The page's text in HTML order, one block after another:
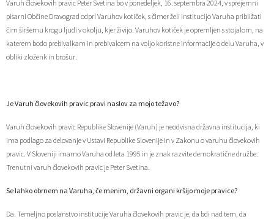
Varuh človekovih pravic Peter Svetina bo v ponedeljek, 16. septembra 2024, v sprejemni
pisarni Občine Dravograd odprl Varuhov kotiček, s čimer želi institucijo Varuha približati
čim širšemu krogu ljudi v okolju, kjer živijo. Varuhov kotiček je opremljen s stojalom, na
katerem bodo prebivalkam in prebivalcem na voljo koristne informacije o delu Varuha, v
obliki zloženk in brošur.
Je Varuh človekovih pravic pravi naslov za mojo težavo?
Varuh človekovih pravic Republike Slovenije (Varuh) je neodvisna državna institucija, ki
ima podlago za delovanje v Ustavi Republike Slovenije in v Zakonu o varuhu človekovih
pravic. V Sloveniji imamo Varuha od leta 1995 in je znak razvite demokratične družbe.
Trenutni varuh človekovih pravic je Peter Svetina.
Se lahko obrnem na Varuha, če menim, državni organi kršijo moje pravice?
Da. Temeljno poslanstvo institucije Varuha človekovih pravic je, da bdi nad tem, da
Zaščita prijaviteljev
Katalog informacij javnega značaja
Organigram
Uradne ure
Svet za preventivo in vzgojo v cestnem prometu
Sosvet Občine Dravograd in Policijske postaje Dravograd
Javni razpisi in objave
Varuhov kotiček
Projekti in investicije
Strategije Občine Dravograd - Lokalni program za kulturo Občine Dravograd za obdobje 2024–2028
Izleti in poti
3D model
Virtualna panorama